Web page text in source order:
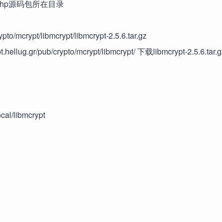
源码包所在目录
mcrypt/libmcrypt/libmcrypt-2.5.6.tar.gz
pub/crypto/mcrypt/libmcrypt/ 下载libmcrypt-
libmcrypt